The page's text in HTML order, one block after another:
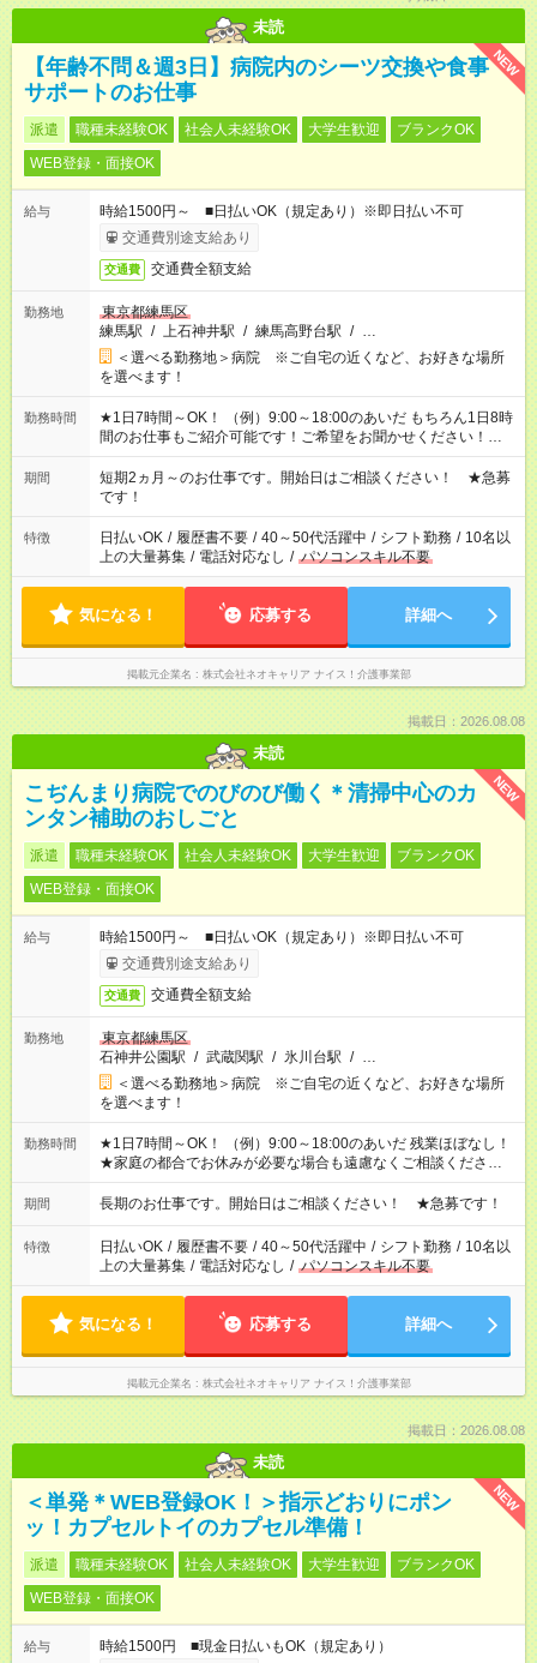
未読
NEW
【年齢不問＆週3日】病院内のシーツ交換や食事
サポートのお仕事
派遣 職種未経験OK 社会人未経験OK 大学生歓迎
ブランクOK
WEB登録・面接OK
給与
時給1500円～ ■日払いOK（規定あり）※即日払い不可
交通費別途支給あり
交通費 交通費全額支給
勤務地
東京都練馬区
練馬駅 / 上石神井駅 / 練馬高野台駅 / …
＜選べる勤務地＞病院 ※ご自宅の近くなど、お好きな場所
を選べます！
勤務時間
★1日7時間～OK！ （例）9:00～18:00のあいだ もちろん1日8時
間のお仕事もご紹介可能です！ご希望をお聞かせください！★家
庭の都合でお休みが必要な場合も遠慮なくご相談ください。
期間
短期2ヵ月～のお仕事です。開始日はご相談ください！ ★急募
です！
特徴 日払いOK / 履歴書不要 / 40～50代活躍中 / シフト勤務 / 10名以
上の大量募集 / 電話対応なし / パソコンスキル不要
気になる！ 応募する 詳細へ
掲載元企業名 株式会社ネオキャリア ナイス！介護事業部
掲載日：2026.08.08
未読
NEW
こぢんまり病院でのびのび働く＊清掃中心のカ
ンタン補助のおしごと
派遣 職種未経験OK 社会人未経験OK 大学生歓迎
ブランクOK
WEB登録・面接OK
給与
時給1500円～ ■日払いOK（規定あり）※即日払い不可
交通費別途支給あり
交通費 交通費全額支給
勤務地
東京都練馬区
石神井公園駅 / 武蔵関駅 / 氷川台駅 / …
＜選べる勤務地＞病院 ※ご自宅の近くなど、お好きな場所
を選べます！
勤務時間
★1日7時間～OK！ （例）9:00～18:00のあいだ 残業ほぼなし！
★家庭の都合でお休みが必要な場合も遠慮なくご相談ください。
※シフトはご希望に合わせて調整可能です。 その他、 ＊週4日・
1日7時間 ＊日勤のみ ＊土日休み ＊午前だけ・午後だけ ＊平日
仕事をご紹介できます！ 登録の際に、あなたのご希望をお聞か
せください。
期間 長期のお仕事です。開始日はご相談ください！ ★急募です！
特徴 日払いOK / 履歴書不要 / 40～50代活躍中 / シフト勤務 / 10名以
上の大量募集 / 電話対応なし / パソコンスキル不要
気になる！ 応募する 詳細へ
掲載元企業名 株式会社ネオキャリア ナイス！介護事業部
掲載日：2026.08.08
未読
NEW
＜単発＊WEB登録OK！＞指示どおりにポン
ッ！カプセルトイのカプセル準備！
派遣 職種未経験OK 社会人未経験OK 大学生歓迎
ブランクOK
WEB登録・面接OK
給与
時給1500円 ■現金日払いもOK（規定あり）